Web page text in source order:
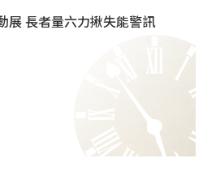
展 長者量六力揪失能警訊